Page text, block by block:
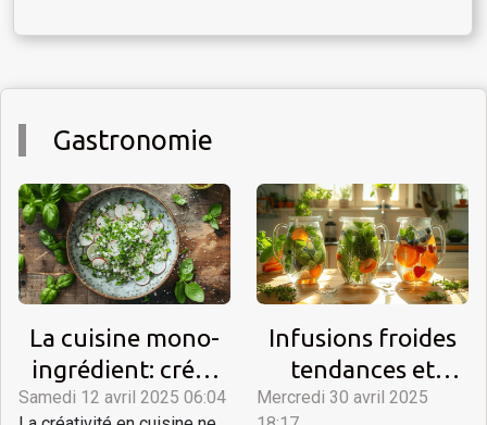
Gastronomie
La cuisine mono-
ingrédient: créer
des plats
Samedi 12 avril 2025 06:04
Infusions froides
tendances et
techniques pour
Mercredi 30 avril 2025